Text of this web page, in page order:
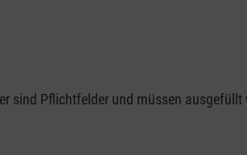
sind Pflichtfelder und müssen ausgefüllt